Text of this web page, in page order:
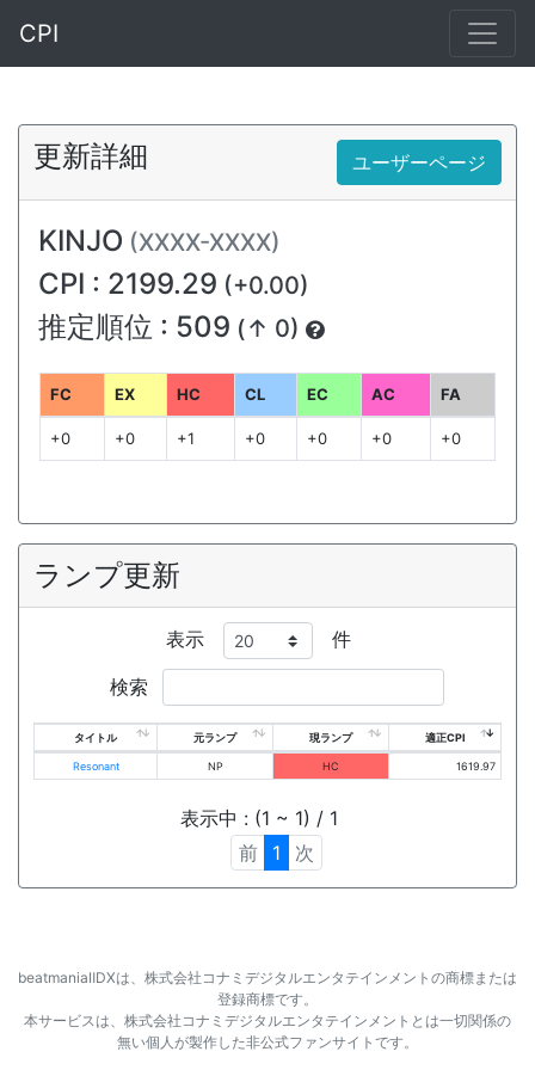
CPI
更新詳細 ユーザーページ
KINJO (XXXX-XXXX)
CPI : 2199.29 (+0.00)
推定順位 : 509 (↑ 0)
FC EX HC CL EC AC FA
+0 +0 +1 +0 +0 +0 +0
ランプ更新
表示 件
検索
タイトル 元ランプ 現ランプ 適正CPI
Resonant NP HC 1619.97
表示中 : (1 ~ 1) / 1
前
1 次
beatmaniaⅡDXは、株式会社コナミデジタルエンタテインメントの商標または
登録商標です。
本サービスは、株式会社コナミデジタルエンタテインメントとは一切関係の
無い個人が製作した非公式ファンサイトです。